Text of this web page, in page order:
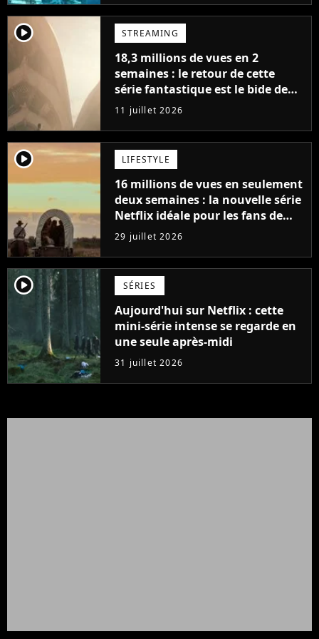
player2 STREAMING
18,3 millions de vues en 2
semaines : le retour de cette
série fantastique est le bide de
l'année sur Netflix
11 juillet 2026
player2 LIFESTYLE
16 millions de vues en seulement
deux semaines : la nouvelle série
Netflix idéale pour les fans de
Yellowstone
29 juillet 2026
player2 SÉRIES
Aujourd'hui sur Netflix : cette
mini-série intense se regarde en
une seule après-midi
31 juillet 2026